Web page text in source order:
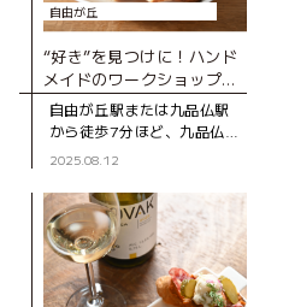
自由が丘
“好き”を見つけに！ハンド
メイドのワークショップ
や、雑貨が楽しめるカフェ
自由が丘駅または九品仏駅
から徒歩7分ほど、九品仏川
緑道沿いの静かな住宅街に
STAND＆CRAFT」。「手
づくりが大好き」という
2025.08.12